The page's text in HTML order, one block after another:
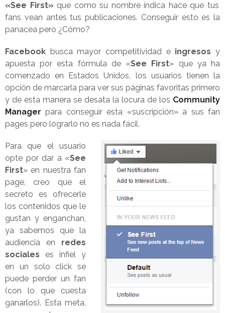
«See First» que como su nombre indica hace que tus
fans vean antes tus publicaciones. Conseguir esto es la
panacea pero ¿Cómo?
Facebook busca mayor competitividad e ingresos y
apuesta por esta fórmula de «See First» que ya ha
comenzado en Estados Unidos, los usuarios tienen la
opción de marcarla para ver sus páginas favoritas primero
y de esta manera se desata la locura de los Community
Manager para conseguir esta «suscripción» a sus fan
pages pero lograrlo no es nada fácil.
Para que el usuario
opte por dar a «See
First» en nuestra fan
page, creo que el
secreto es ofrecerle
los contenidos que le
gustan y enganchan,
ya sabemos que la
audiencia en redes
sociales es infiel y
en un solo click se
puede perder un fan
(con lo que cuesta
ganarlos). Esta meta,